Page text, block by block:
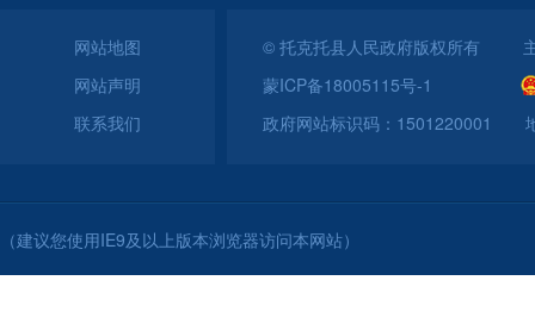
网站地图
网站声明
联系我们
© 托克托县人民政府版权所有 主
蒙ICP备18005115号-1
政府网站标识码：1501220001 地
（建议您使用IE9及以上版本浏览器访问本网站）